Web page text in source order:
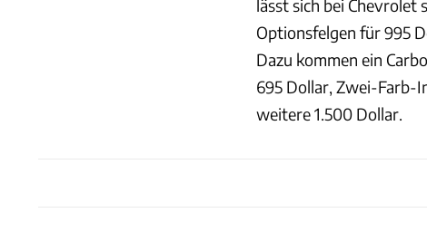
lässt sich bei Chevrolet
Optionsfelgen für 995
Dazu kommen ein
695 Dollar, Zwei-Farb-
weitere 1.500 Dollar.